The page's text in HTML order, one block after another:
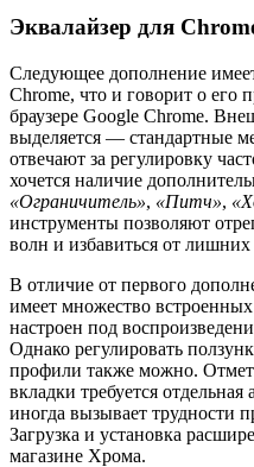
Эквалайзер для
Следующее дополнение
Chrome, что и говорит о его
браузере Google Chrome.
выделяется — стандартные
отвечают за регулировку
хочется наличие
«Ограничитель», «Питч»,
инструменты позволяют
волн и избавиться от
В отличие от первого
имеет множество
настроен под
Однако регулировать
профили также можно.
вкладки требуется отдельная
иногда вызывает трудности
Загрузка и установка
магазине Хрома.